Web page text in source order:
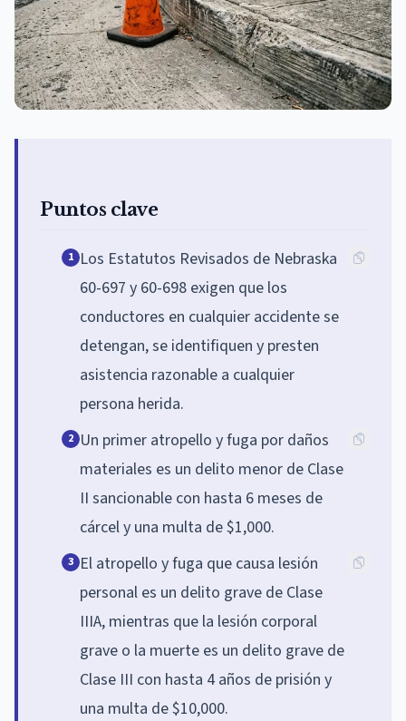
Puntos clave
1 Los Estatutos Revisados de Nebraska
60-697 y 60-698 exigen que los
conductores en cualquier accidente se
detengan, se identifiquen y presten
asistencia razonable a cualquier
persona herida.
2 Un primer atropello y fuga por daños
materiales es un delito menor de Clase
II sancionable con hasta 6 meses de
cárcel y una multa de $1,000.
3 El atropello y fuga que causa lesión
personal es un delito grave de Clase
IIIA, mientras que la lesión corporal
grave o la muerte es un delito grave de
Clase III con hasta 4 años de prisión y
una multa de $10,000.